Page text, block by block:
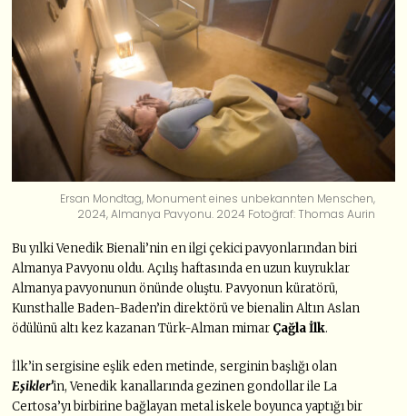
Ersan Mondtag, Monument eines unbekannten Menschen,
2024, Almanya Pavyonu. 2024 Fotoğraf: Thomas Aurin
Bu yılki Venedik Bienali’nin en ilgi çekici pavyonlarından biri
Almanya Pavyonu oldu. Açılış haftasında en uzun kuyruklar
Almanya pavyonunun önünde oluştu. Pavyonun küratörü,
Kunsthalle Baden-Baden’in direktörü ve bienalin Altın Aslan
ödülünü altı kez kazanan Türk-Alman mimar Çağla İlk.
İlk’in sergisine eşlik eden metinde, serginin başlığı olan
Eşikler’in, Venedik kanallarında gezinen gondollar ile La
Certosa’yı birbirine bağlayan metal iskele boyunca yaptığı bir